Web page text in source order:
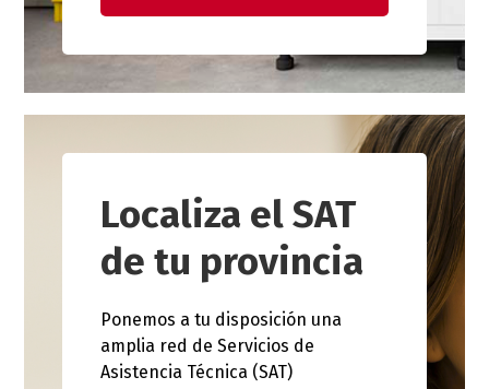
Localiza el SAT
de tu provincia
Ponemos a tu disposición una
amplia red de Servicios de
Asistencia Técnica (SAT)